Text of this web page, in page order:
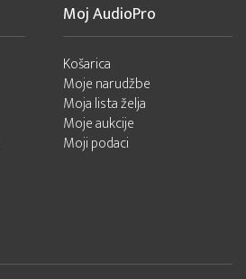
Moj AudioPro
Košarica
Moje narudžbe
Moja lista želja
Moje aukcije
Moji podaci